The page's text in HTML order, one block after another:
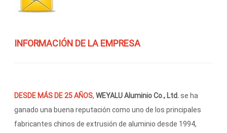
INFORMACIÓN DE LA EMPRESA
DESDE MÁS DE 25 AÑOS,WEYALU Aluminio Co., Ltd.se ha
ganado una buena reputación como uno de los principales
fabricantes chinos de extrusión de aluminio desde 1994,